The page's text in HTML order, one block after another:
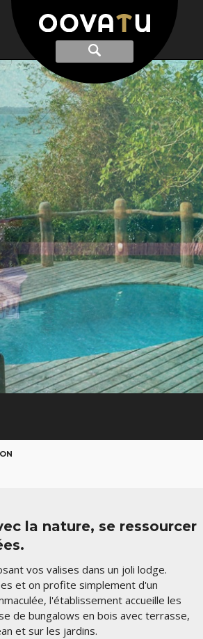
Afficher
recherche
Recherche
la nature, se ressourcer
vos valises dans un joli lodge.
et on profite simplement d'un
l'établissement accueille les
de bungalows en bois avec terrasse,
et sur les jardins.